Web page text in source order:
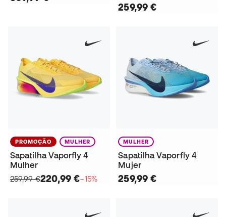
259,99 €
PROMOÇÃO MULHER
Sapatilha Vaporfly 4
Mulher
259,99 €220,99 €−15%
MULHER
Sapatilha Vaporfly 4
Mujer
259,99 €